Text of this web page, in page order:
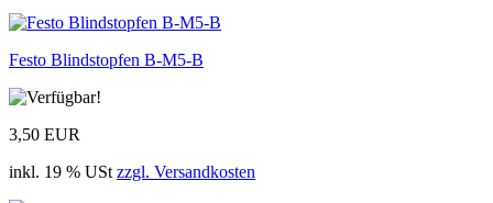
Festo Blindstopfen B-M5-B
3,50 EUR
inkl. 19 % USt zzgl. Versandkosten